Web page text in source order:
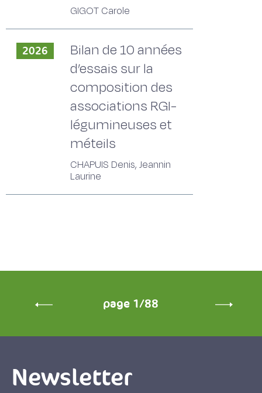
GIGOT Carole
2026
Bilan de 10 années
d’essais sur la
composition des
associations RGI-
légumineuses et
méteils
CHAPUIS Denis, Jeannin
Laurine
page 1/88
Newsletter